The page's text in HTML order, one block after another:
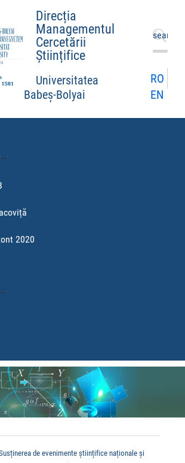
Direcția
Managementul
Cercetării
Științifice
Universitatea
Babeș-Bolyai
Caută
după:
RO
EN
2020
de evenimente științifice naționale și